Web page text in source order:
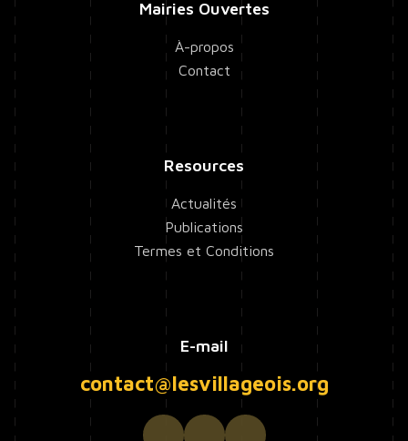
Mairies Ouvertes
À-propos
Contact
Resources
Actualités
Publications
Termes et Conditions
E-mail
contact@lesvillageois.org